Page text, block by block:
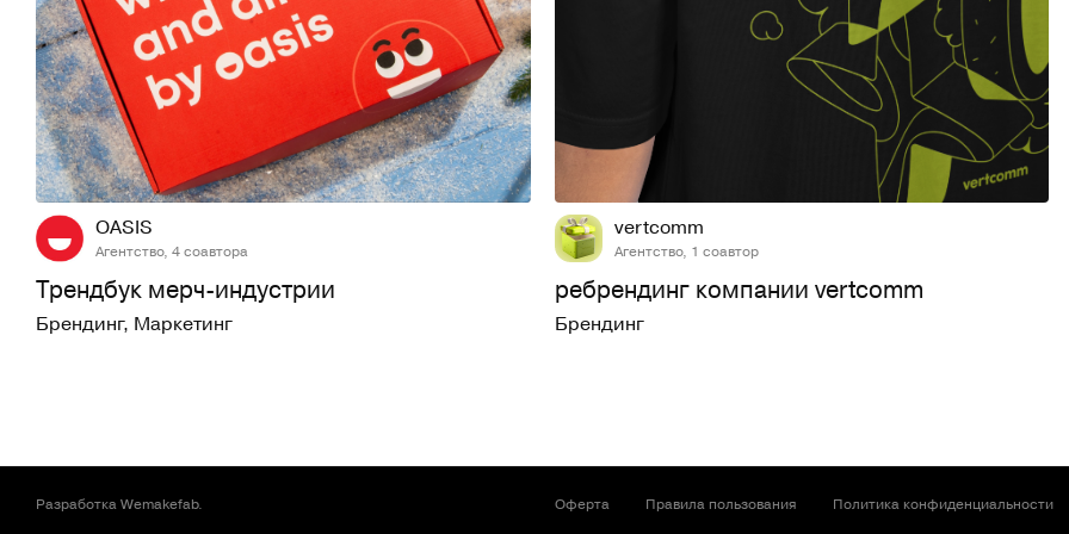
46 998
OASIS
Агентство, 4 соавтора
Трендбук мерч-индустрии
Брендинг, Маркетинг
697
vertcomm
Агентство, 1 соавтор
ребрендинг компании vertcomm
Брендинг
РазработкаWemakefab. Оферта Правила пользования Политика конфиденциальности